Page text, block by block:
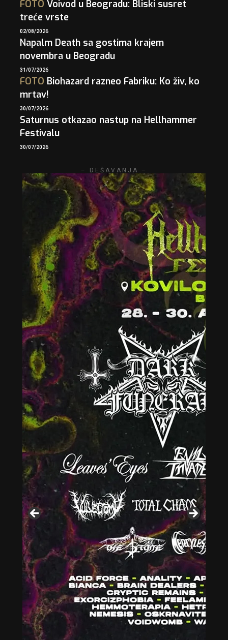
FOTO Voivod u Beogradu: Bliski susret
treće vrste
02/08/2026
Napalm Death sa gostima krajem
novembra u Beogradu
31/07/2026
FOTO Biohazard razneo Fabriku: Ko živ, ko
mrtav!
30/07/2026
Saturnus otkazao nastup na Hellhammer
Festivalu
30/07/2026
– DEŠAVANJA –